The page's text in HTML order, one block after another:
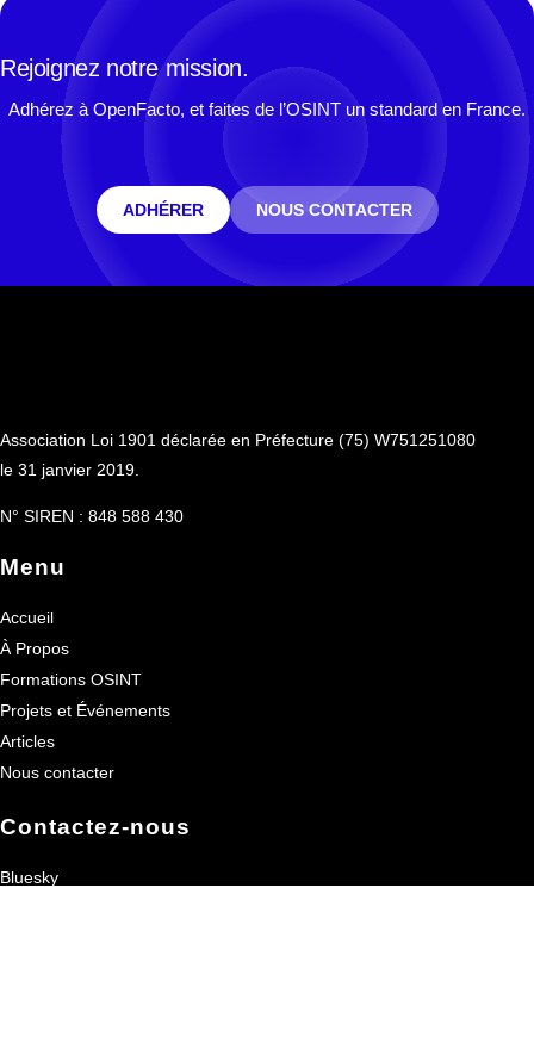
Rejoignez notre mission.
Adhérez à OpenFacto, et faites de l’OSINT un standard en France.
ADHÉRER NOUS CONTACTER
Association Loi 1901 déclarée en Préfecture (75) W751251080
le 31 janvier 2019.
N° SIREN : 848 588 430
Menu
Accueil
À Propos
Formations OSINT
Projets et Événements
Articles
Nous contacter
Contactez-nous
Bluesky